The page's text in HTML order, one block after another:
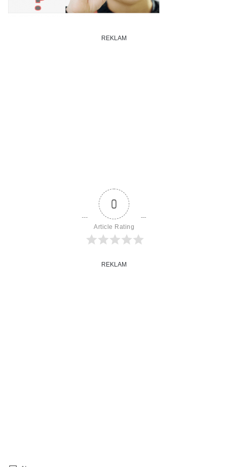
REKLAM
0
Article Rating
REKLAM